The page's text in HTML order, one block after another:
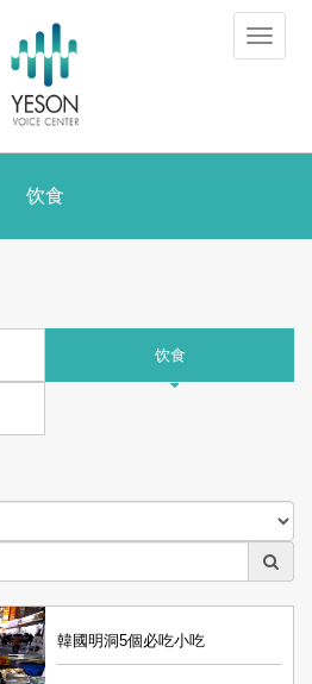
Toggle
饮食
饮食
韓國明洞5個必吃小吃